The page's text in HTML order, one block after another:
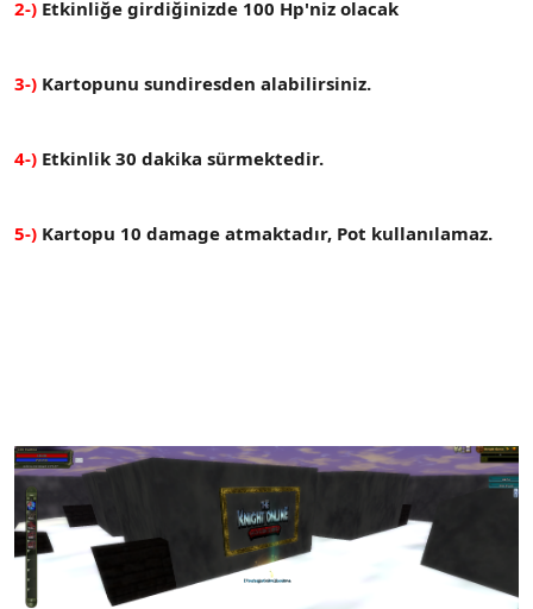
2-) Etkinliğe girdiğinizde 100 Hp'niz olacak
3-) Kartopunu sundiresden alabilirsiniz.
4-) Etkinlik 30 dakika sürmektedir.
5-) Kartopu 10 damage atmaktadır, Pot kullanılamaz.